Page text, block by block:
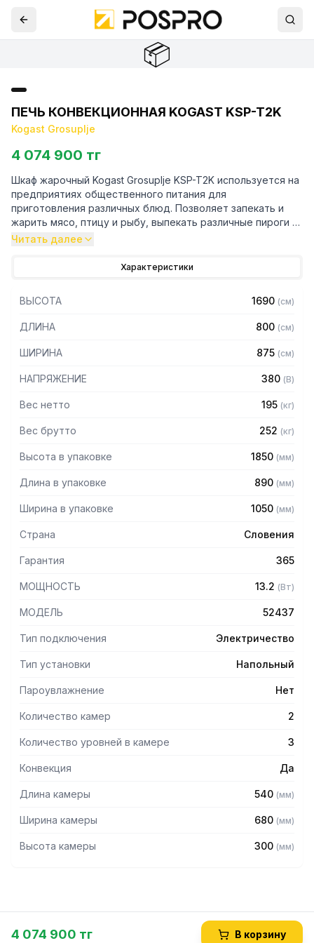
📦
ПЕЧЬ КОНВЕКЦИОННАЯ KOGAST KSP-T2K
Kogast Grosuplje
4 074 900 тг
Шкаф жарочный Kogast Grosuplje KSP-T2K используется на
предприятиях общественного питания для
приготовления различных блюд. Позволяет запекать и
жарить мясо, птицу и рыбу, выпекать различные пироги и
запеканки.
— Раздельная регулировка мощности верхних и нижних
ТЭНов
— Диапазон регулирования температуры: +100...+300 С
— Размер противня GN2/1
Читать далее
Характеристики
ВЫСОТА 1690 (см)
ДЛИНА 800 (см)
ШИРИНА 875 (см)
НАПРЯЖЕНИЕ 380 (В)
Вес нетто 195 (кг)
Вес брутто 252 (кг)
Высота в упаковке 1850 (мм)
Длина в упаковке 890 (мм)
Ширина в упаковке 1050 (мм)
Страна Словения
Гарантия 365
МОЩНОСТЬ 13.2 (Вт)
МОДЕЛЬ 52437
Тип подключения Электричество
Тип установки Напольный
Пароувлажнение Нет
Количество камер 2
Количество уровней в камере 3
Конвекция Да
Длина камеры 540 (мм)
Ширина камеры 680 (мм)
Высота камеры 300 (мм)
4 074 900 тг В корзину